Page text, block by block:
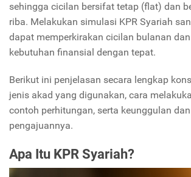
sehingga cicilan bersifat tetap (flat) dan
riba. Melakukan simulasi KPR Syariah
dapat memperkirakan cicilan bulanan
kebutuhan finansial dengan tepat.
Berikut ini penjelasan secara lengkap
jenis akad yang digunakan, cara
contoh perhitungan, serta keunggulan
pengajuannya.
Apa Itu KPR Syariah?